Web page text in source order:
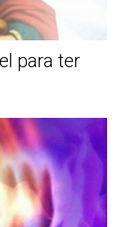
para ter